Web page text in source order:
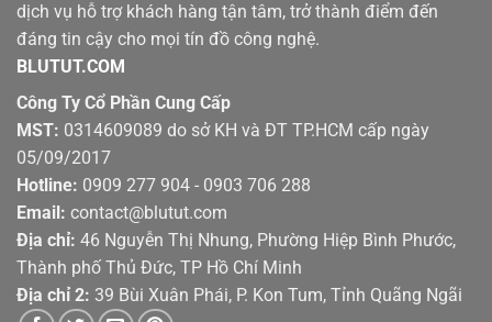
dịch vụ hỗ trợ khách hàng tận tâm, trở thành điểm đến
đáng tin cậy cho mọi tín đồ công nghệ.
BLUTUT.COM
Công Ty Cổ Phần Cung Cấp
MST: 0314609089 do sở KH và ĐT TP.HCM cấp ngày
05/09/2017
Hotline: 0909 277 904 - 0903 706 288
Email: contact@blutut.com
Địa chỉ: 46 Nguyễn Thị Nhung, Phường Hiệp Bình Phước,
Thành phố Thủ Đức, TP Hồ Chí Minh
Địa chỉ 2: 39 Bùi Xuân Phái, P. Kon Tum, Tỉnh Quãng Ngãi